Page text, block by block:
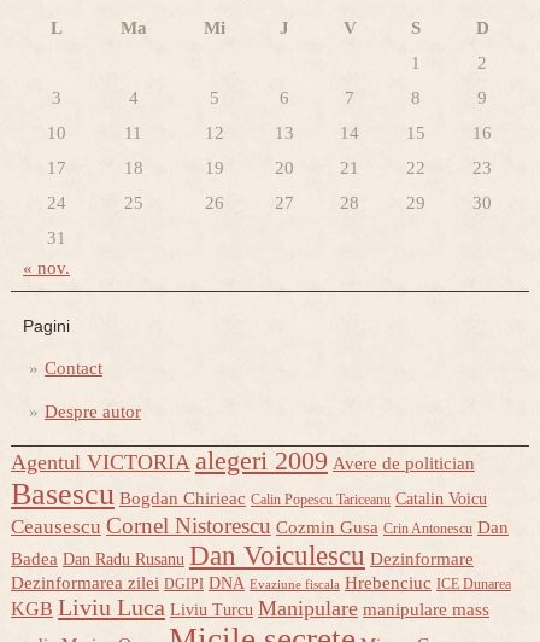
L Ma Mi J V S
D
1
2
3
4 5 6 7 8
9
10
11 12 13 14 15
16
17
18 19 20 21 22
23
24
25 26 27 28 29
30
31
« nov.
Pagini
Contact
Despre autor
Agentul VICTORIA alegeri 2009 Avere de politician
Basescu Bogdan Chirieac Calin Popescu Tariceanu Catalin Voicu
Ceausescu Cornel Nistorescu Cozmin Gusa Crin Antonescu Dan
Badea Dan Radu Rusanu Dan Voiculescu Dezinformare
Dezinformarea zilei DGIPI DNA Evaziune fiscala Hrebenciuc ICE Dunarea
KGB Liviu Luca Liviu Turcu Manipulare manipulare mass